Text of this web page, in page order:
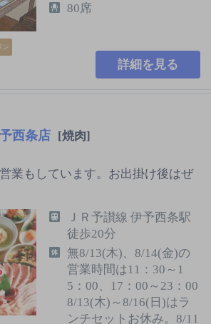
ン
80席
詳細を見る
西条店 [焼肉]
業もしています。お出掛け後はぜ
ＪＲ予讃線 伊予西条駅
徒歩20分
無8/13(木)、8/14(金)の
営業時間は11：30～1
5：00、17：00～23：00
8/13(木)～8/16(日)はラ
ンチセットお休み。8/11